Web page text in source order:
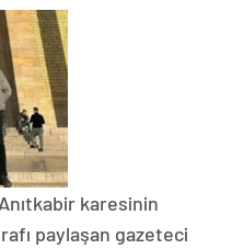
karesinin
paylaşan gazeteci